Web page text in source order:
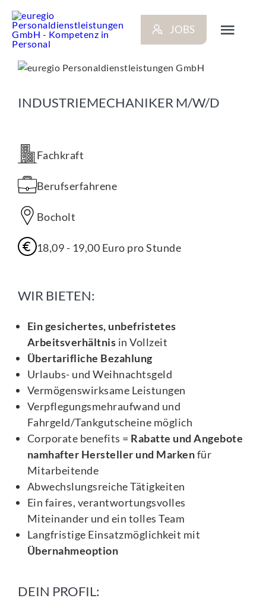
Inhalt
springen
JOBS
NEWS
STANDORTE
KONTAKT
INDUSTRIEMECHANIKER M/W/D
Fachkraft
Berufserfahrene
Bocholt
18,09 - 19,00 Euro pro Stunde
WIR BIETEN:
Ein gesichertes, unbefristetes
Arbeitsverhältnis in Vollzeit
Übertarifliche Bezahlung
Urlaubs- und Weihnachtsgeld
Vermögenswirksame Leistungen
Verpflegungsmehraufwand und
Fahrgeld/Tankgutscheine möglich
Corporate benefits = Rabatte und Angebote
namhafter Hersteller und Markenfür
Mitarbeitende
Abwechslungsreiche Tätigkeiten
Ein faires, verantwortungsvolles
Miteinander und ein tolles Team
Langfristige Einsatzmöglichkeit mit
Übernahmeoption
DEIN PROFIL: